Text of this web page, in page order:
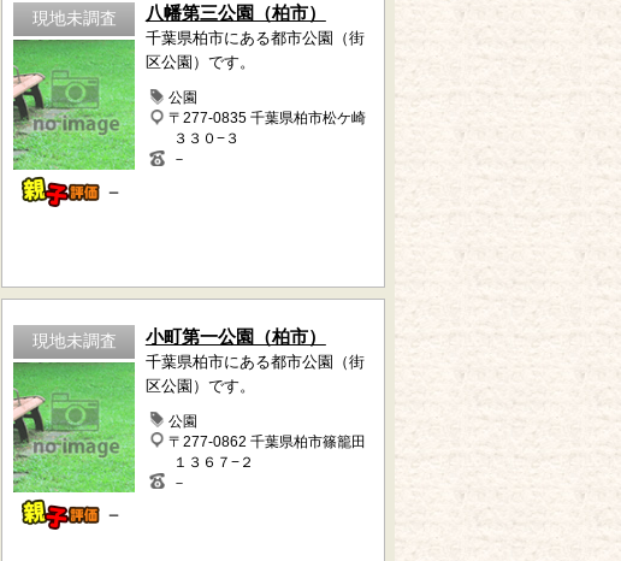
現地未調査
－
八幡第三公園（柏市）
千葉県柏市にある都市公園（街
区公園）です。
公園
〒277-0835 千葉県柏市松ケ崎
３３０−３
－
現地未調査
－
小町第一公園（柏市）
千葉県柏市にある都市公園（街
区公園）です。
公園
〒277-0862 千葉県柏市篠籠田
１３６７−２
－